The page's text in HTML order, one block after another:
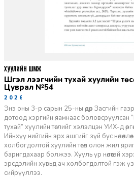
Шүгэл үлээгчийн тухай хуулийн төсөлд өгөх шүүмж -
Цуврал №54
2026-07-27
Энэ оны 3-р сарын 25-ны өдөр Засгийн
дотоод хэргийн яамнаас боловсруулсан
тухай” хуулийн төслийг хэлэлцэн УИХ-д
Ийнхүү нийтийн эрх ашгийг зүй бус
холбогдолтой хуулийн төсөл олон жил
баригдахаар болжээ. Хууль үр нөлөөтэй
эрсдэлийн хувьд ач холбогдолтой гэж
сийрүүллээ.
ХУУЛИЙН ШҮҮМЖ